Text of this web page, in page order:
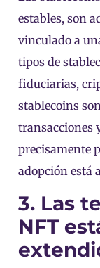
estables, son
vinculado a
tipos de
fiduciarias,
stablecoins
transacciones
precisamente
adopción está
3. Las
NFT